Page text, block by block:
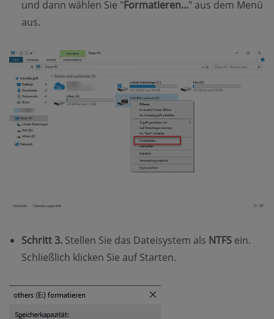
und dann wählen Sie "Formatieren..." aus dem Menü
aus.
Schritt 3. Stellen Sie das Dateisystem als NTFS ein.
Schließlich klicken Sie auf Starten.